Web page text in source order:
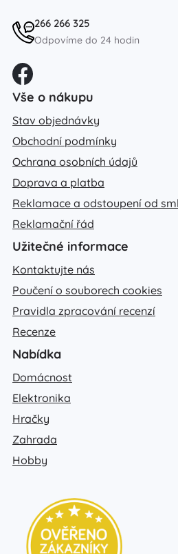
266 266 325
Odpovíme do 24 hodin
Vše o nákupu
Stav objednávky
Obchodní podmínky
Ochrana osobních údajů
Doprava a platba
Reklamace a odstoupení od
Reklamační řád
Užitečné informace
Kontaktujte nás
Poučení o souborech cookies
Pravidla zpracování recenzí
Recenze
Nabídka
Domácnost
Elektronika
Hračky
Zahrada
Hobby